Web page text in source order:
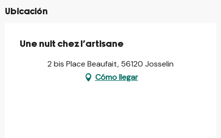
Ubicación
Une nuit chez l'artisane
2 bis Place Beaufait, 56120 Josselin
Cómo llegar